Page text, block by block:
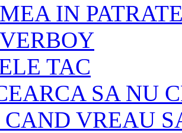
IN
TAC
SA NU
CAND VREAU